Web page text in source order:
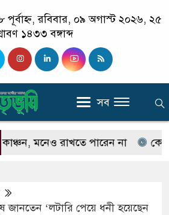
পূর্বাহ্ন, রবিবার, ০৯ অগাস্ট ২০২৬, ২৫
১৪৩৩ বঙ্গাব্দ
সব
রাখতে পারেন না কেউ যদি
জানতেন ‘লটারি পেয়ে ধনী হয়েছেন